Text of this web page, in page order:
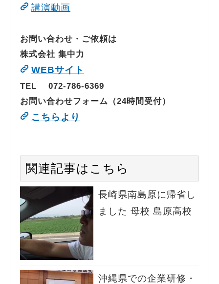
講演動画
お問い合わせ・ご依頼は
株式会社 集中力
WEBサイト
TEL 072-786-6369
お問い合わせフォーム（24時間受付）
こちらより
関連記事はこちら
長崎県南島原に帰省し
ました 母校 島原高校
沖縄県での企業研修・